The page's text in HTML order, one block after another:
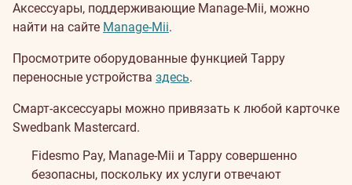
Аксессуары, поддерживающие Мanage-Mii, можно
найти на сайте Manage-Mii.
Просмотрите оборудованные функцией Tappy
переносные устройства здесь.
Смарт-аксессуары можно привязать к любой карточке
Swedbank Mastercard.
Fidesmo Pay, Manage-Mii и Tappy совершенно
безопасны, поскольку их услуги отвечают